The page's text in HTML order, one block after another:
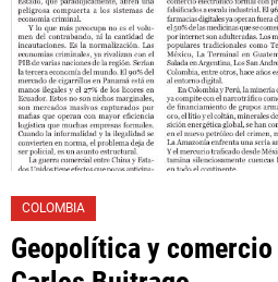
COLOMBIA
Geopolítica y